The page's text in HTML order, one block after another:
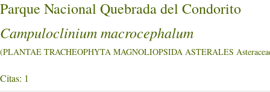
Parque Nacional Quebrada del Condorito
Campuloclinium macrocephalum
(PLANTAE TRACHEOPHYTA MAGNOLIOPSIDA ASTERALES
Citas: 1